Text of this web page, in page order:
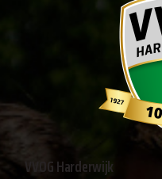
VVOG Harderwijk